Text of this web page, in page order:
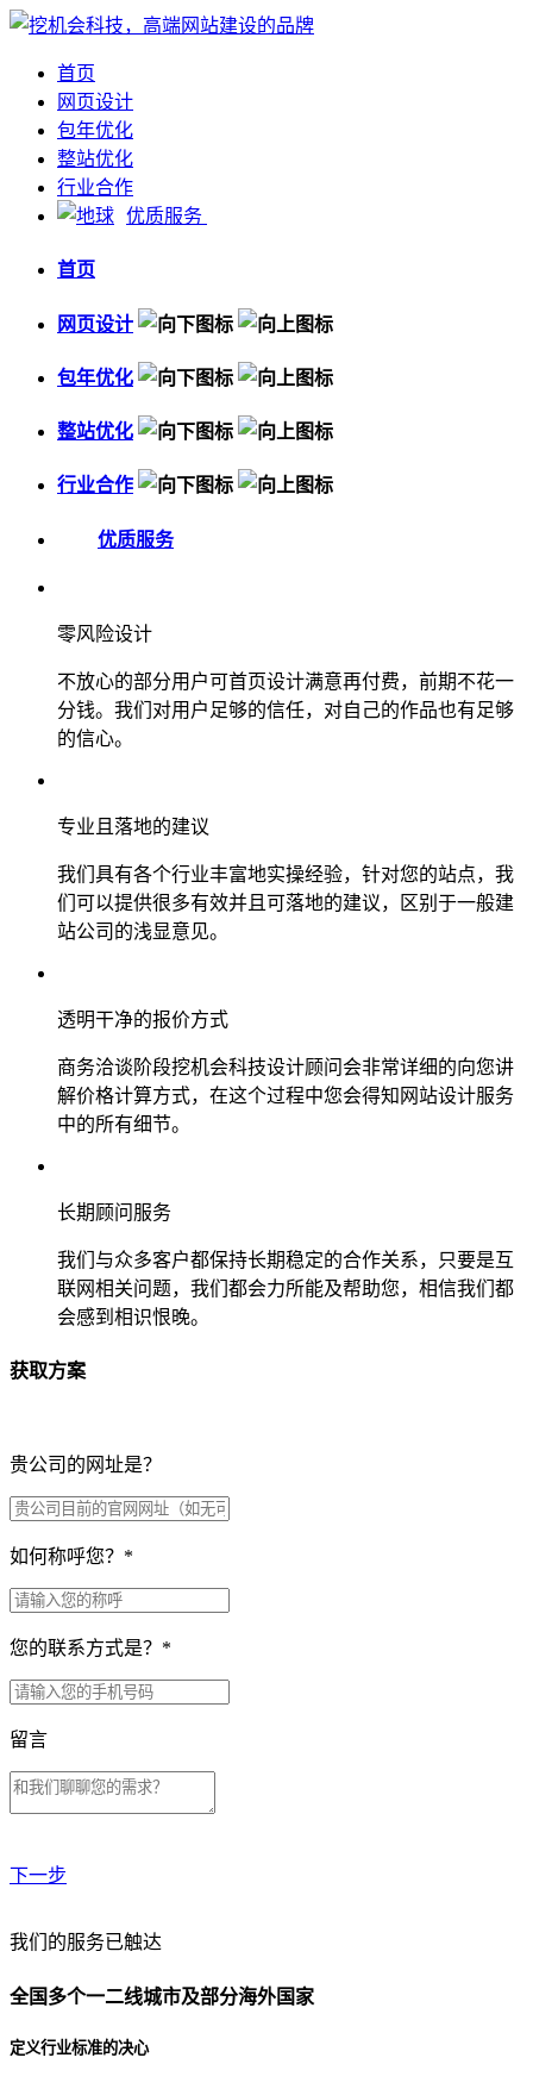
首页
网页设计
包年优化
整站优化
行业合作
优质服务
首页
网页设计
包年优化
整站优化
行业合作
优质服务
零风险设计
不放心的部分用户可首页设计满意再付费，前期不花一
分钱。我们对用户足够的信任，对自己的作品也有足够
的信心。
专业且落地的建议
我们具有各个行业丰富地实操经验，针对您的站点，我
们可以提供很多有效并且可落地的建议，区别于一般建
站公司的浅显意见。
透明干净的报价方式
商务洽谈阶段挖机会科技设计顾问会非常详细的向您讲
解价格计算方式，在这个过程中您会得知网站设计服务
中的所有细节。
长期顾问服务
我们与众多客户都保持长期稳定的合作关系，只要是互
联网相关问题，我们都会力所能及帮助您，相信我们都
会感到相识恨晚。
获取方案
贵公司的网址是？
如何称呼您？ *
您的联系方式是？ *
留言
下一步
贵公司预算范围是？
贵公司的团队规模是？
我们的服务已触达
全国多个一二线城市及部分海外国家
定义行业标准的决心